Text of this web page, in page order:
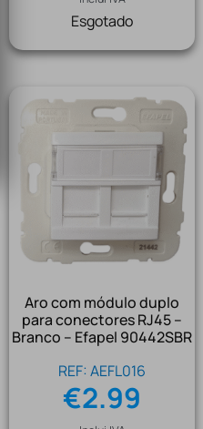
Esgotado
Aro com módulo duplo
para conectores RJ45 –
Branco – Efapel 90442SBR
REF: AEFL016
€2.99